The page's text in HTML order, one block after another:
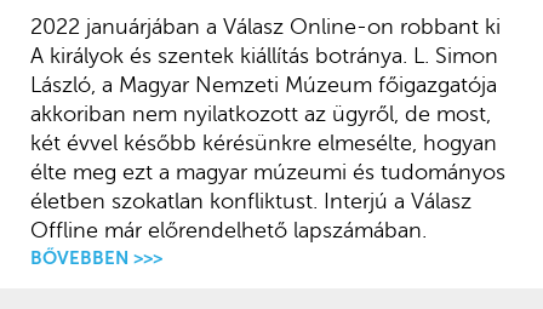
2022 januárjában a Válasz Online-on robbant ki
A királyok és szentek kiállítás botránya. L. Simon
László, a Magyar Nemzeti Múzeum főigazgatója
akkoriban nem nyilatkozott az ügyről, de most,
két évvel később kérésünkre elmesélte, hogyan
élte meg ezt a magyar múzeumi és tudományos
életben szokatlan konfliktust. Interjú a Válasz
Offline már előrendelhető lapszámában.
BŐVEBBEN >>>